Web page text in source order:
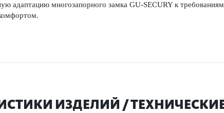
адаптацию многозапорного замка GU-SECURY к
ИЗДЕЛИЙ /